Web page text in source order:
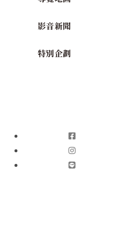
影音新聞
特別企劃